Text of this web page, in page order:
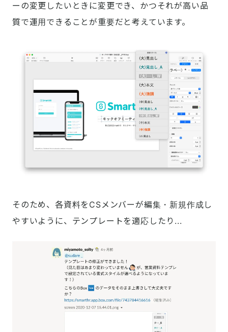
ーの変更したいときに変更でき、かつそれが高い品
質で運用できることが重要だと考えています。
そのため、各資料をCSメンバーが編集・新規作成し
やすいように、テンプレートを適応したり...